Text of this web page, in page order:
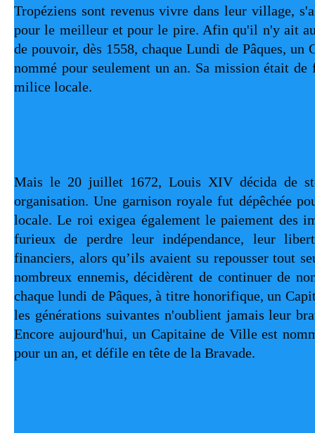
Tropéziens sont revenus vivre dans leur village,
pour le meilleur et pour le pire. Afin qu'il n'y ait
de pouvoir, dès 1558, chaque Lundi de Pâques,
nommé pour seulement un an. Sa mission était
milice locale.
Mais le 20 juillet 1672, Louis XIV décida de
organisation. Une garnison royale fut dépêchée
locale. Le roi exigea également le paiement des
furieux de perdre leur indépendance, leur
financiers, alors qu’ils avaient su repousser tout
nombreux ennemis, décidèrent de continuer de
chaque lundi de Pâques, à titre honorifique, un
les générations suivantes n'oublient jamais leur
Encore aujourd'hui, un Capitaine de Ville est
pour un an, et défile en tête de la Bravade.